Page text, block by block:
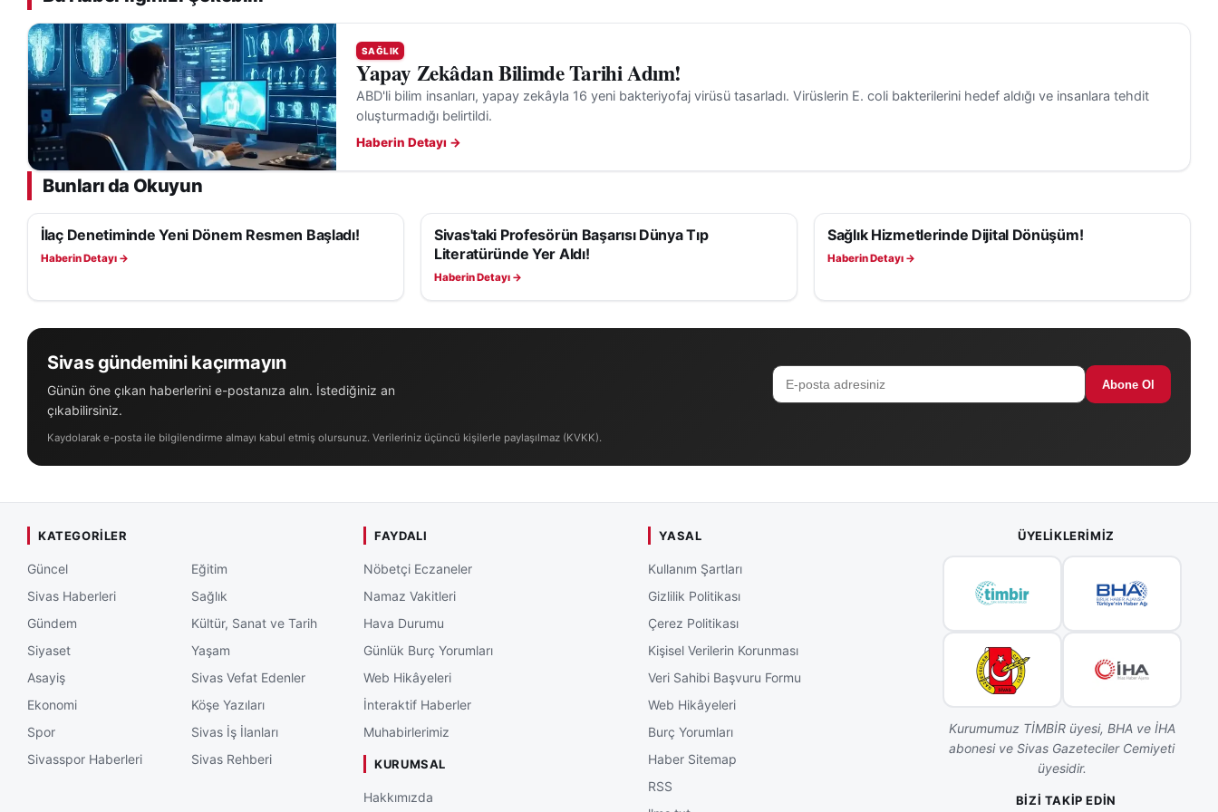
dönmesini beklerken, zarar gören alanlarda hasar tespit çalışmaları ve
değerlendirmeler sürüyor.
Yetkililer, olumsuz hava koşullarının devam etme ihtimaline karşı vatandaşların ve
üreticilerin resmi kurumlar tarafından yapılan açıklamaları takip etmelerinin önem
taşıdığını vurguluyor.
SAĞLIK
Yapay Zekâdan Bilimde Tarihi Adım!
ABD'li bilim insanları, yapay zekâyla 16 yeni bakteriyofaj virüsü tasarladı. Virüslerin E. coli bakterilerini hedef aldığı ve insanlara tehdit
oluşturmadığı belirtildi.
Haberin Detayı →
Bunları da Okuyun
SAĞLIK
İlaç Denetiminde Yeni Dönem Resmen Başladı!
Haberin Detayı →
SAĞLIK
Sivas'taki Profesörün Başarısı Dünya Tıp
Literatüründe Yer Aldı!
Haberin Detayı →
SAĞLIK
Sağlık Hizmetlerinde Dijital Dönüşüm!
Haberin Detayı →
Sivas gündemini kaçırmayın
Günün öne çıkan haberlerini e-postanıza alın. İstediğiniz an
çıkabilirsiniz.
Abone Ol
Kaydolarak e-posta ile bilgilendirme almayı kabul etmiş olursunuz. Verileriniz üçüncü kişilerle paylaşılmaz (KVKK).
KATEGORILER
Güncel
Sivas Haberleri
Gündem
Siyaset
Asayiş
Ekonomi
Spor
Sivasspor Haberleri
Eğitim
Sağlık
Kültür, Sanat ve Tarih
Yaşam
Sivas Vefat Edenler
Köşe Yazıları
Sivas İş İlanları
Sivas Rehberi
FAYDALI
Nöbetçi Eczaneler
Namaz Vakitleri
Hava Durumu
Günlük Burç Yorumları
Web Hikâyeleri
İnteraktif Haberler
Muhabirlerimiz
KURUMSAL
Hakkımızda
YASAL
Kullanım Şartları
Gizlilik Politikası
Çerez Politikası
Kişisel Verilerin Korunması
Veri Sahibi Başvuru Formu
Web Hikâyeleri
Burç Yorumları
Haber Sitemap
RSS
ÜYELIKLERIMIZ
Kurumumuz TİMBİR üyesi, BHA ve İHA
abonesi ve Sivas Gazeteciler Cemiyeti
üyesidir.
BIZI TAKIP EDIN